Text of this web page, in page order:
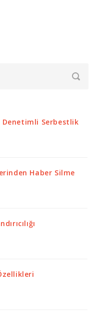
Serbestlik
Haber Silme